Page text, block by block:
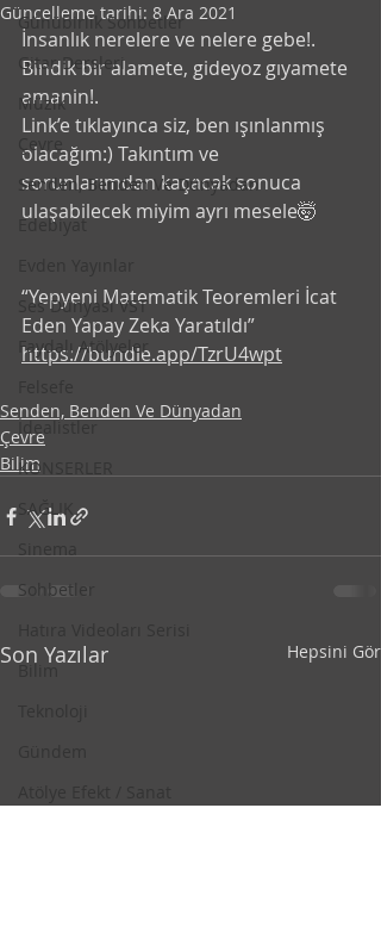
Günübirlik Sohbetler
Gitar Dersleri
Müzik
Çevre
Senden, Benden Ve Dünyadan
Edebiyat
Ses Dünyası VST
Faydalı Atölyeler
İdealistler
KONSERLER
SAĞLIK
Sohbetler
Bilim
Güncelleme tarihi: 8 Ara 2021
İnsanlık nerelere ve nelere gebe!.
Bindik bir alamete, gideyoz gıyamete
amanin!.
Link’e tıklayınca siz, ben ışınlanmış
olacağım:) Takıntım ve
sorunlarımdan kaçacak sonuca
ulaşabilecek miyim ayrı mesele🤯
“Yepyeni Matematik Teoremleri İcat
Eden Yapay Zeka Yaratıldı”
https://bundle.app/TzrU4wpt
Senden, Benden Ve Dünyadan
Çevre
Bilim
Son Yazılar Hepsini Gör